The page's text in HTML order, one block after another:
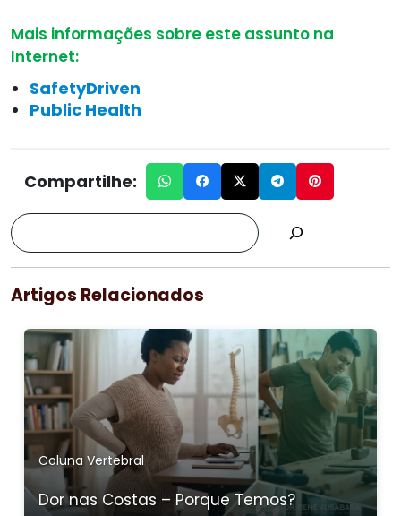
Mais informações sobre este assunto na
Internet:
SafetyDriven
Public Health
Compartilhe:
Artigos Relacionados
Coluna Vertebral
Dor nas Costas – Porque Temos?